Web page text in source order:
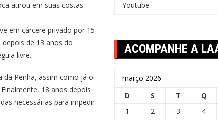
atirou em suas costas
em cárcere privado por 15
de 13 anos do
livre.
Penha, assim como já o
18 anos depois
necessárias para impedir
Youtube
ACOMPANHE A
março 2026
D
S T Q
1
2 3 4